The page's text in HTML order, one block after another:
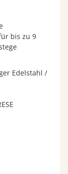
bis zu 9
Edelstahl /